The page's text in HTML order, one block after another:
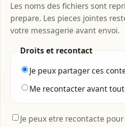
Les noms des fichiers sont
prepare. Les pieces jointes
votre messagerie avant envoi.
Droits et recontact
Je peux partager ces
Me recontacter avant
Je peux etre recontacte